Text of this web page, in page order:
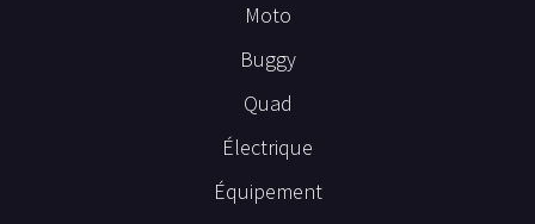
Moto
Buggy
Quad
Électrique
Équipement